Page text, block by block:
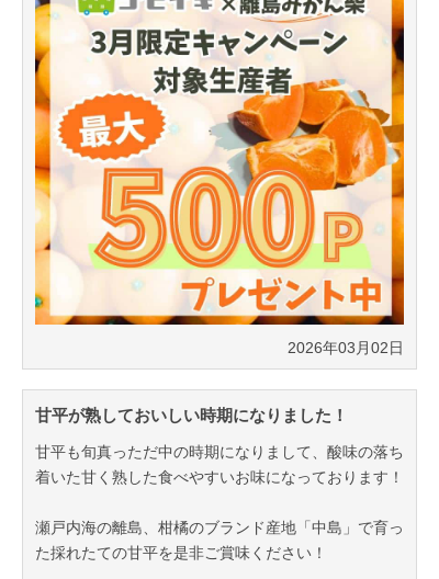
2026年03月02日
甘平が熟しておいしい時期になりました！
甘平も旬真っただ中の時期になりまして、酸味の落ち
着いた甘く熟した食べやすいお味になっております！
瀬戸内海の離島、柑橘のブランド産地「中島」で育っ
た採れたての甘平を是非ご賞味ください！